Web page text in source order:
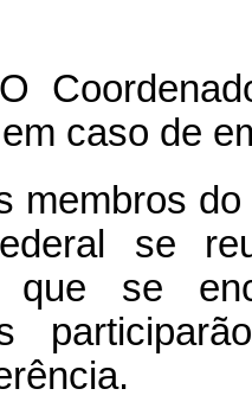
caso de
membros
se
que se